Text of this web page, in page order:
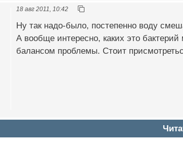
18 авг 2011, 10:42
Ну так надо-было, постепенно воду
А вообще интересно, каких это
балансом проблемы. Стоит